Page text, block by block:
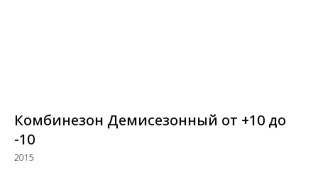
Комбинезон Демисезонный от +10 до
-10
2015